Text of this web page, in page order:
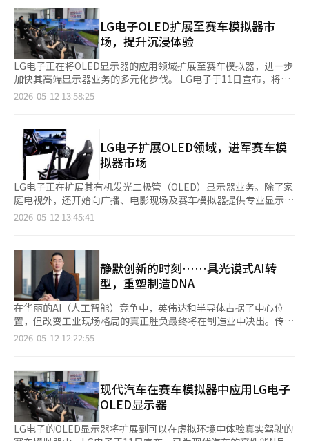
公共基础设施市场的安全标准，为未来在机场、铁路和大型综合设
施等领域的订单扩展奠定了基础。 LG电子还强调了其画质竞争
力。LG电子的LED显示屏提供广阔的视角，使旅客在不同位置都
能清晰观看屏幕。能够以高画质传递航班信息、广告视频和地方文
化内容，提升了机场内的数字沟通效果。 LG电子已经向包括德
国、英国、意大利、匈牙利等欧洲主要地区，以及韩国、美国、阿
根廷、澳大利亚和阿联酋等全球主要机场供应了商业显示产品。
随着机场和综合商业设施对数字导向和广告基础设施投资的增加，
长。 LG电子正在扩大其商业显示产品线，包括超高清显示屏“LG
Magnit”。同时，强化了包括安装、运营和维护在内的空间定制
解决方案能力，计划加快在机场和大型商业设施市场的布局。 LG
电子还在增强其安全竞争力。去年，LG电子在标准型显示产品
UH5Q和UH7Q中应用了自主安全系统“LG Shield”。LG Shield
是一个集成了产品安全能力的系统，支持商业显示的数据保护和稳
定运营。 LG电子MS事业本部ID事业部部长民东宣表示：“我们将
通过专注于机场等对稳定运营和维护要求高的空间的定制解决方
有机会在实体店直接体验和购买海信电视。 业内分析称，乐天Hi-
Mart此举是品牌结构革新战略的重要一步。在高端市场，乐天Hi-
Mart将继续聚焦三星电子和LG电子。而在中低价位及高性价比产
品线方面，则通过自有品牌PLUX、加上TCL与海信两大全球品牌
进行多元化布局，扩大消费者的选择空间。 尽管在技术实力方
面，海信仍被认为与三星和LG存在一定差距，但凭借出色的性价
比，在超大屏电视市场中展现出强劲竞争力。根据市场调研机构
Omdia的数据，去年在100英寸及以上电视市场中，海信以57.1%
屏电视的偏好日益明显，“屏幕越大越好”成为消费主流。同时经
济放缓也推动了理性消费趋势，高性价比产品需求快速增加。乐天
Hi-Mart希望借助海信在价格和大尺寸产品上的优势，抢占超大屏
电视市场需求。 从盈利角度来看，海信入驻对乐天Hi-Mart同样具
有积极意义。相比在韩国市场拥有强大渠道控制力的三星与LG，
海外品牌通常采用直采直购模式，可减少中间流通环节，从而提升
零售利润率。 除海信外，乐天Hi-Mart近期还陆续引进日本品牌双
鸟（Twinbird）、意大利高端厨电品牌UNOX Casa等，希望借此
亿韩元（约合人民币6780万元），同比亏损进一步扩大，净销售
额为4969亿韩元，同比缩水6.1%。
LG电子OLED扩展至赛车模拟器市
场，提升沉浸体验
LG电子正在将OLED显示器的应用领域扩展至赛车模拟器，进一步
加快其高端显示器业务的多元化步伐。 LG电子于11日宣布，将为
现代汽车的高性能品牌N赛车模拟器提供OLED显示器。该公司计
(Racer)”两种型号。专业版配备65英寸LG OLED专业显示器，而
赛车版则配备65英寸LG OLED电视。 LG OLED专业显示器是一款
基于4K OLED面板的专业显示产品，具备无损稳定传输高质量、高
容量内容的接口，并通过自我色彩校正和屏幕亮度、色彩均匀化功
能实现精准的色彩表现。 特别是，基于OLED特有的高对比度和快
速响应速度，能够实现接近真实车辆驾驶环境的画面，预计将与赛
车模拟器产生良好的协同效应。 此前，LG OLED专业显示器主要
用于广播、电影等视频内容制作环境。业内人士关注此次合作将使
LG电子计划未来基于OLED技术和显示标识业务的竞争力，拓展至
视频制作、模拟器及体验型内容等多个领域。 LG电子相关人士表
示：“现有的OLED专业显示器主要用于广播、电影等视频制作环
境，侧重于色彩准确性和画质表现能力。我们认为赛车模拟器同样
需要实现与真实驾驶环境最相似的体验，因此可以应用OLED的优
势。” 他还表示：“在赛车模拟器等实时沉浸感重要的环境中，
精准的色彩表现、接近无限的对比度和快速的响应速度等都是重要
因素。OLED特有的卓越画质竞争力在实现接近真实驾驶的沉浸感
2026-05-12 13:58:25
LG电子扩展OLED领域，进军赛车模
拟器市场
LG电子正在扩展其有机发光二极管（OLED）显示器业务。除了家
庭电视外，还开始向广播、电影现场及赛车模拟器提供专业显示
器。LG电子于11日宣布，将向现代汽车的'现代N赛车模拟器'供应
是，LG OLED Pro显示器过去主要用于对画质要求较高的广播和电
影制作现场，此次扩展至赛车模拟器领域。LG电子正在加强对企
业间交易（B2B）市场的攻势，超越企业与消费者之间的交易
（B2C）。去年推出的专业显示器新产品'LG OLED Pro第二代'是
自2022年第一代发布以来的第三年新款。该显示器能够在不压缩
高质量和大容量内容的情况下，稳定地传输4K OLED面板。其优化
校正功能和色彩校正配置文件能够均匀地表达屏幕亮度和色彩，因
而在广播和电影制作现场获得好评。LG电子还提供持续的色彩校
性也是其一大优势。LG电子正在将OLED领域扩展到高附加值的游
戏显示器和车载显示器等领域，超越了以往的移动设备和电视主力
产品。今年初推出的增强人工智能（AI）功能的游戏显示器'LG
UltraGear Evo'便是一个典型例子。该显示器结合了5K清晰度
的'5K AI升级'等设备内AI技术，以满足全球游戏玩家的需求。此
外，LG电子在全球OLED电视市场上已连续13年保持第一的位置。
2026-05-12 13:45:41
静默创新的时刻……具光谟式AI转
型，重塑制造DNA
在华丽的AI（人工智能）竞争中，英伟达和半导体占据了中心位
置，但改变工业现场格局的真正胜负最终将在制造业中决出。传统
制造企业LG正在将AI作为一种工具，不再仅仅是服务或功能，而
示：“快速执行比完美的计划更为重要”，亲自下达了AX（AI转
型）速度战的指令。这一变化被认为是LG在迎接AI时代时，开始
比任何人都快地改变组织和业务结构的体现。 LG长期以来被称
为“传统制造业的强者”。LG电子、LG化学、LG能源解决方案、
LG显示器等集团核心子公司大多是基于实物制造竞争力而成长起
2026-05-12 12:22:55
现代汽车在赛车模拟器中应用LG电子
OLED显示器
LG电子的OLED显示器将扩展到可以在虚拟环境中体验真实驾驶的